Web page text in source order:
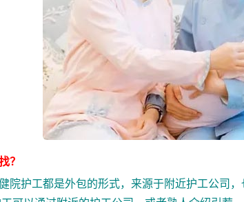
？
护工都是外包的形式，来源于附近护工公司，